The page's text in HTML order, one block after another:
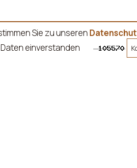
Sie zu unseren
Daten einverstanden